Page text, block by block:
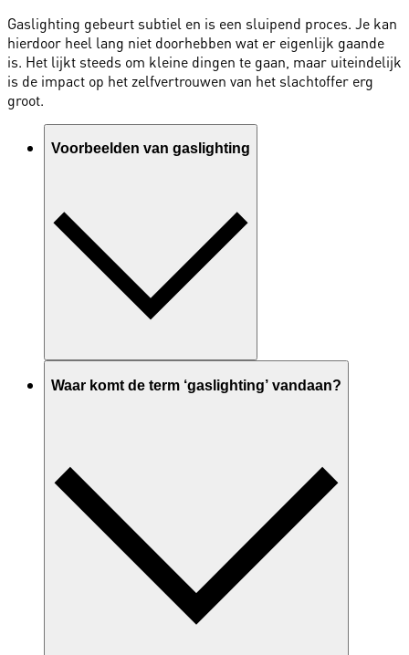
Gaslighting gebeurt subtiel en is een sluipend proces. Je kan
hierdoor heel lang niet doorhebben wat er eigenlijk gaande
is. Het lijkt steeds om kleine dingen te gaan, maar uiteindelijk
is de impact op het zelfvertrouwen van het slachtoffer erg
groot.
Voorbeelden van gaslighting
Waar komt de term ‘gaslighting’ vandaan?